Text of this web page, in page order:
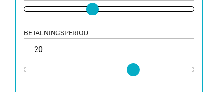
BETALNINGSPERIOD